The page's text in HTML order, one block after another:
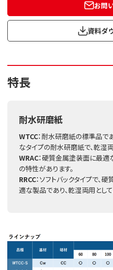
お問
資料ダ
特長
耐水研磨紙
WTCC：耐水研磨紙の標準品で
なタイプの耐水研磨紙で、乾湿
WRAC：硬質金属塗装面に最適
の特性があります。
RRCC：ソフトバックタイプで
適な製品であり、乾湿両用として